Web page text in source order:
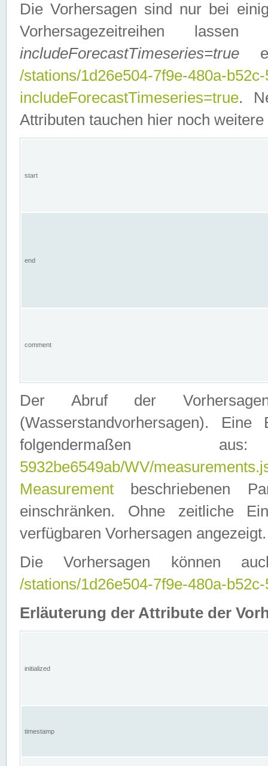
Die Vorhersagen sind nur bei
Vorhersagezeitreihen
includeForecastTimeseries=true
/stations/1d26e504-7f9e-480a-
includeForecastTimeseries=true.
Attributen tauchen hier noch weitere
start
end
comment
Der Abruf der
(Wasserstandvorhersagen).
folgendermaßen
5932be6549ab/WV/
Measurement beschriebenen
einschränken. Ohne zeitliche
verfügbaren Vorhersagen angezeigt.
Die Vorhersagen können
/stations/1d26e504-7f9e-480a-
Erläuterung der Attribute der
initialized
timestamp